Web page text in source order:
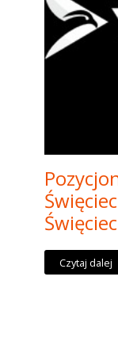
Czytaj dalej